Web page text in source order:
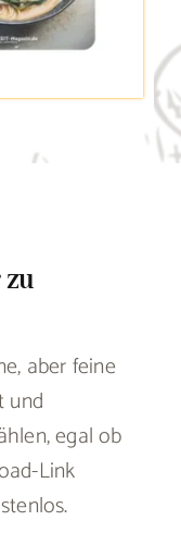
aber feine
und
egal ob
Link